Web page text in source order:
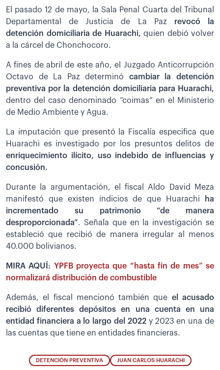
El pasado 12 de mayo, la Sala Penal Cuarta del Tribunal
Departamental de Justicia de La Paz revocó la
detención domiciliaria de Huarachi, quien debió volver
a la cárcel de Chonchocoro.
A fines de abril de este año, el Juzgado Anticorrupción
Octavo de La Paz determinó cambiar la detención
preventiva por la detención domiciliaria para Huarachi,
dentro del caso denominado “coimas” en el Ministerio
de Medio Ambiente y Agua.
La imputación que presentó la Fiscalía especifica que
Huarachi es investigado por los presuntos delitos de
enriquecimiento ilícito, uso indebido de influencias y
concusión.
Durante la argumentación, el fiscal Aldo David Meza
manifestó que existen indicios de que Huarachi ha
incrementado su patrimonio “de manera
desproporcionada”. Señala que en la investigación se
estableció que recibió de manera irregular al menos
40.000 bolivianos.
MIRA AQUÍ: YPFB proyecta que “hasta fin de mes” se
normalizará distribución de combustible
Además, el fiscal mencionó también que el acusado
recibió diferentes depósitos en una cuenta en una
entidad financiera a lo largo del 2022 y 2023 en una de
las cuentas que tiene en entidades financieras.
DETENCIÓN PREVENTIVA JUAN CARLOS HUARACHI